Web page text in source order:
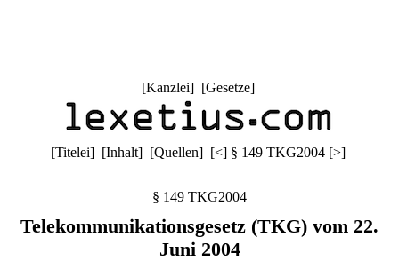
[Kanzlei] [Gesetze]
[Titelei] [Inhalt] [Quellen] [<] § 149 TKG2004 [>]
§ 149 TKG2004
Telekommunikationsgesetz (TKG) vom 22.
Juni 2004